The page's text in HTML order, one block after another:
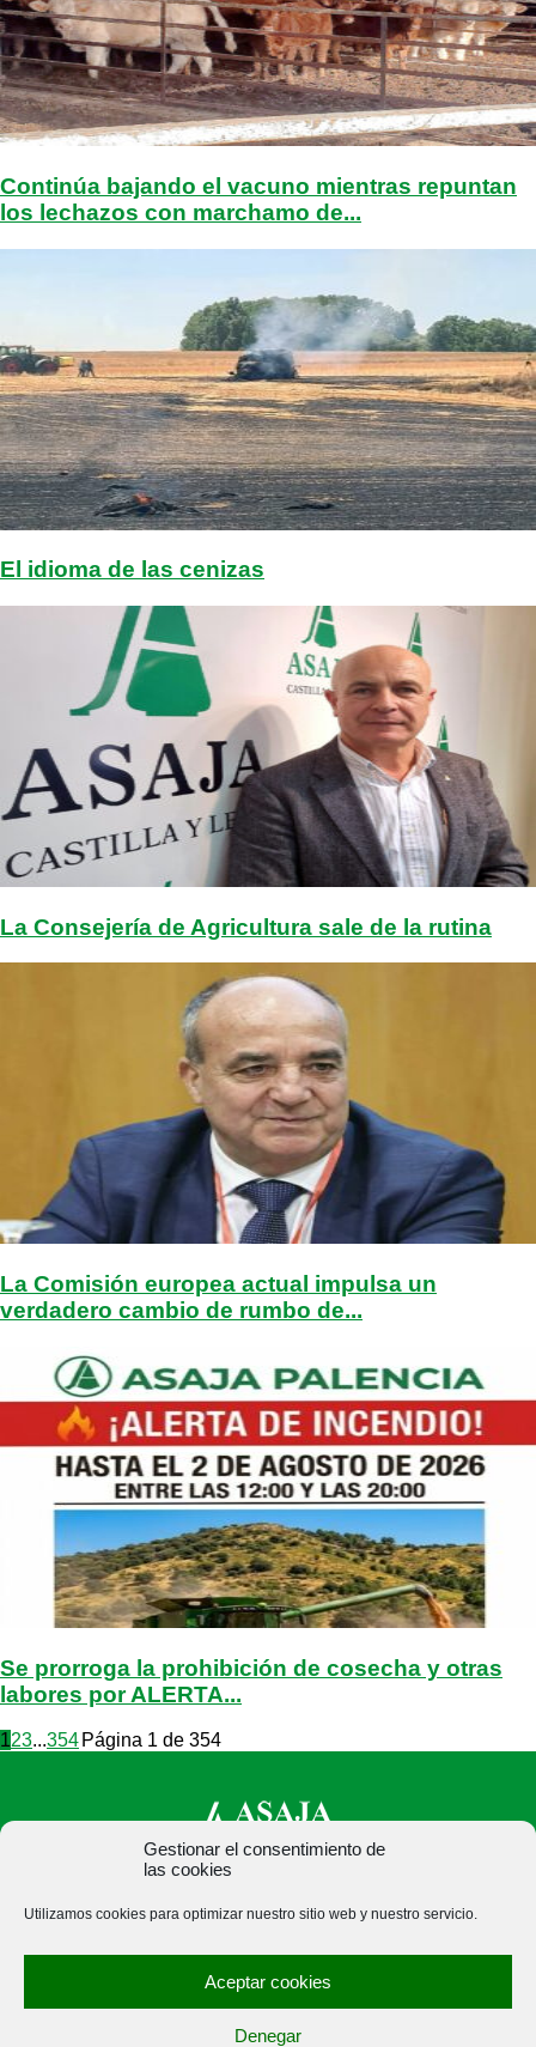
Gestionar el consentimiento de
las cookies
Utilizamos cookies para optimizar nuestro sitio web y nuestro servicio.
Aceptar cookies
Denegar
Continúa bajando el vacuno mientras repuntan
los lechazos con marchamo de...
El idioma de las cenizas
La Consejería de Agricultura sale de la rutina
La Comisión europea actual impulsa un
verdadero cambio de rumbo de...
Se prorroga la prohibición de cosecha y otras
labores por ALERTA...
123...354 Página 1 de 354
España · Tel.: +34 979 752 344 ·
asajapalencia@asajapalencia.com